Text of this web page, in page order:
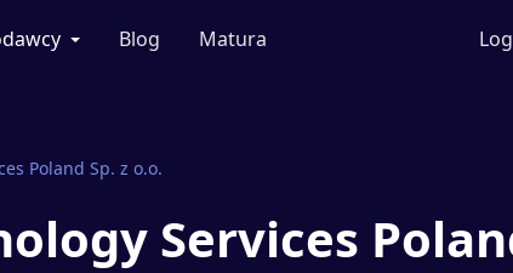
Blog Matura
Poland Sp. z o.o.
Services